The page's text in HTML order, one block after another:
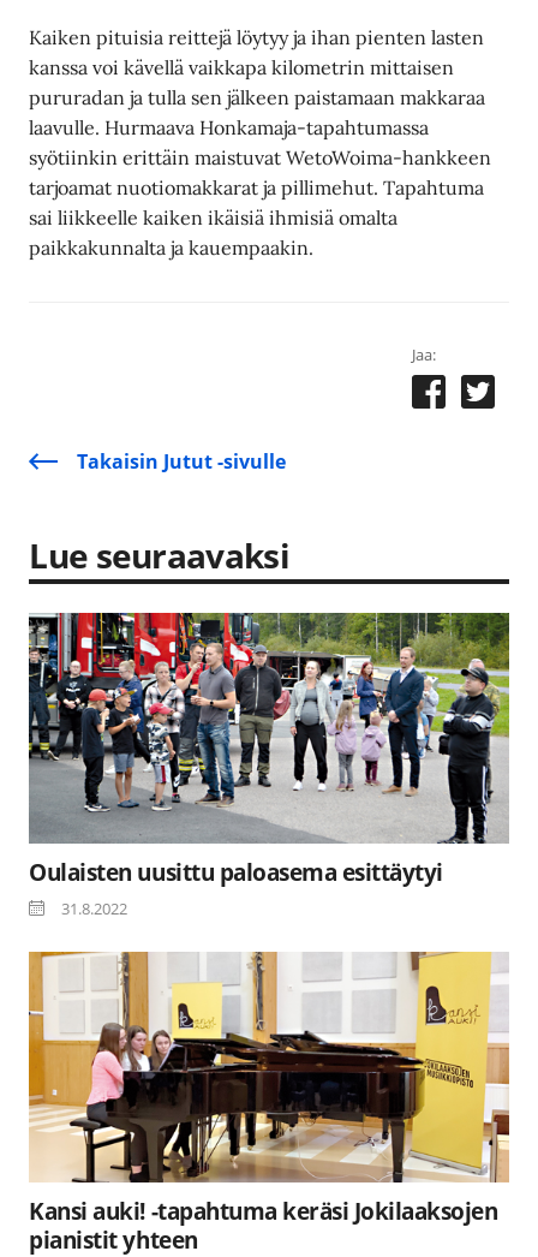
Kaiken pituisia reittejä löytyy ja ihan pienten lasten
kanssa voi kävellä vaikkapa kilometrin mittaisen
pururadan ja tulla sen jälkeen paistamaan makkaraa
laavulle. Hurmaava Honkamaja-tapahtumassa
syötiinkin erittäin maistuvat WetoWoima-hankkeen
tarjoamat nuotiomakkarat ja pillimehut. Tapahtuma
sai liikkeelle kaiken ikäisiä ihmisiä omalta
paikkakunnalta ja kauempaakin.
Jaa:
Takaisin Jutut -sivulle
Lue seuraavaksi
Oulaisten uusittu paloasema esittäytyi
31.8.2022
Kansi auki! -tapahtuma keräsi Jokilaaksojen
pianistit yhteen